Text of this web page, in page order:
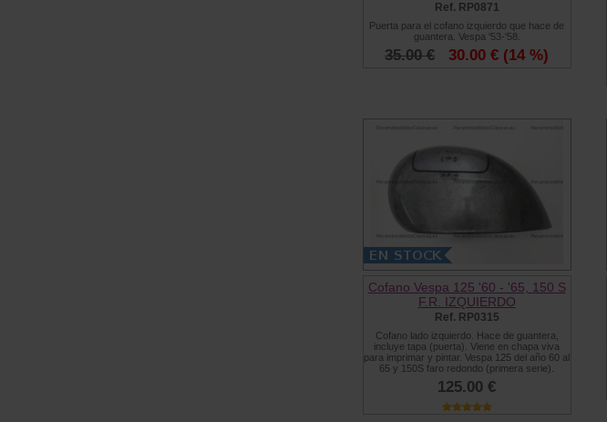
Ref. RP0871
Puerta para el cofano izquierdo que hace de
guantera. Vespa '53-'58.
35.00 € 30.00 € (14 %)
Cofano Vespa 125 '60 - '65, 150 S
F.R. IZQUIERDO
Ref. RP0315
Cofano lado izquierdo. Hace de guantera,
incluye tapa (puerta). Viene en chapa viva
para imprimar y pintar. Vespa 125 del año 60 al
65 y 150S faro redondo (primera serie).
125.00 €